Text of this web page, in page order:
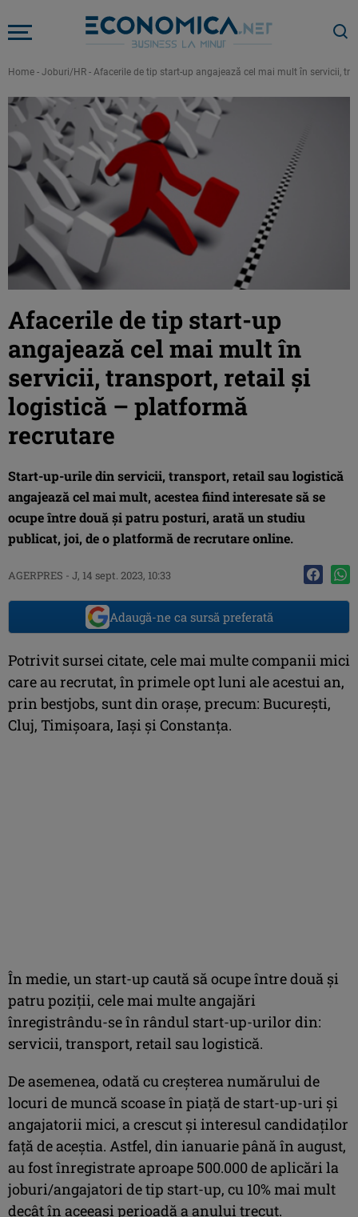
Home - Joburi/HR - Afacerile de tip start-up angajează cel mai mult în servicii,
Afacerile de tip start-up
angajează cel mai mult în
servicii, transport, retail şi
logistică – platformă
recrutare
Start-up-urile din servicii, transport, retail sau logistică
angajează cel mai mult, acestea fiind interesate să se
ocupe între două şi patru posturi, arată un studiu
publicat, joi, de o platformă de recrutare online.
AGERPRES - J, 14 sept. 2023, 10:33
Adaugă-ne ca sursă preferată
Potrivit sursei citate, cele mai multe companii mici
care au recrutat, în primele opt luni ale acestui an,
prin bestjobs, sunt din oraşe, precum: Bucureşti,
Cluj, Timişoara, Iaşi şi Constanţa.
În medie, un start-up caută să ocupe între două şi
patru poziţii, cele mai multe angajări
înregistrându-se în rândul start-up-urilor din:
servicii, transport, retail sau logistică.
De asemenea, odată cu creşterea numărului de
locuri de muncă scoase în piaţă de start-up-uri şi
angajatorii mici, a crescut şi interesul candidaţilor
faţă de aceştia. Astfel, din ianuarie până în august,
au fost înregistrate aproape 500.000 de aplicări la
joburi/angajatori de tip start-up, cu 10% mai mult
decât în aceeaşi perioadă a anului trecut.